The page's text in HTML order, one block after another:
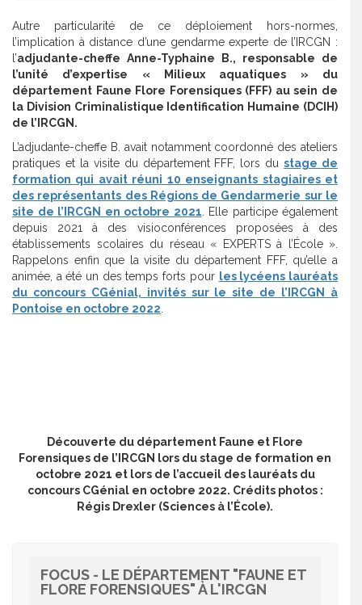
Autre particularité de ce déploiement hors-normes,
l’implication à distance d’une gendarme experte de l’IRCGN :
l’adjudante-cheffe Anne-Typhaine B., responsable de
l’unité d’expertise « Milieux aquatiques » du
département Faune Flore Forensiques (FFF) au sein de
la Division Criminalistique Identification Humaine (DCIH)
de l’IRCGN.
L’adjudante-cheffe B. avait notamment coordonné des ateliers
pratiques et la visite du département FFF, lors dustage de
formation qui avait réuni 10 enseignants stagiaires et
des représentants des Régions de Gendarmerie sur le
site de l’IRCGN en octobre 2021 . Elle participe également
depuis 2021 à des visioconférences proposées à des
établissements scolaires du réseau « EXPERTS à l’École ».
Rappelons enfin que la visite du département FFF, qu’elle a
animée, a été un des temps forts pour les lycéens lauréats
du concours CGénial, invités sur le site de l’IRCGN à
Pontoise en octobre 2022
Découverte du département Faune et Flore
Forensiques de l’IRCGN lors du stage de formation en
octobre 2021 et lors de l’accueil des lauréats du
concours CGénial en octobre 2022. Crédits photos :
Régis Drexler (Sciences à l’École).
FOCUS - LE DÉPARTEMENT "FAUNE ET
FLORE FORENSIQUES" À L'IRCGN